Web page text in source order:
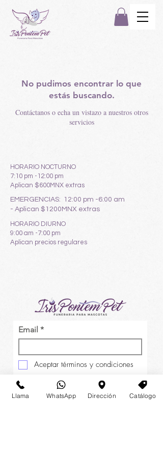
No pudimos encontrar lo que
estás buscando.
Contáctanos o echa un vistazo a nuestros otros
servicios
HORARIO NOCTURNO
7:10 pm -12:00 pm
Aplican $600MNX extras
EMERGENCIAS: 12:00 pm -6:00 am
- Aplican $1200MNX extras
HORARIO DIURNO
9:00 am -7:00 pm
Aplican precios regulares
Email
Aceptar términos y condiciones
Llama WhatsApp Dirección Catálogo